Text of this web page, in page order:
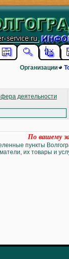
Организации
деятельности
По вашему
пункты
их товары и